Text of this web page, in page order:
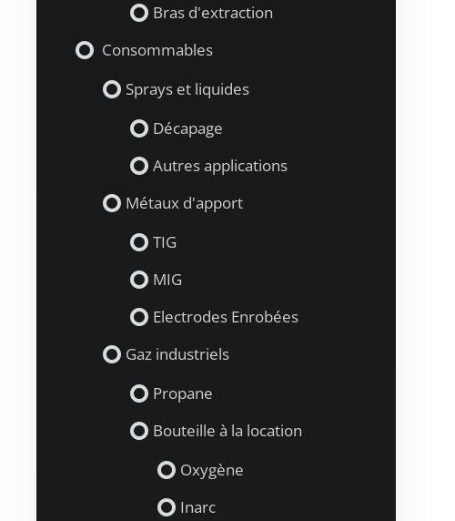
Bras d'extraction
Consommables
Sprays et liquides
Décapage
Autres applications
Métaux d'apport
TIG
MIG
Electrodes Enrobées
Gaz industriels
Propane
Bouteille à la location
Oxygène
Inarc